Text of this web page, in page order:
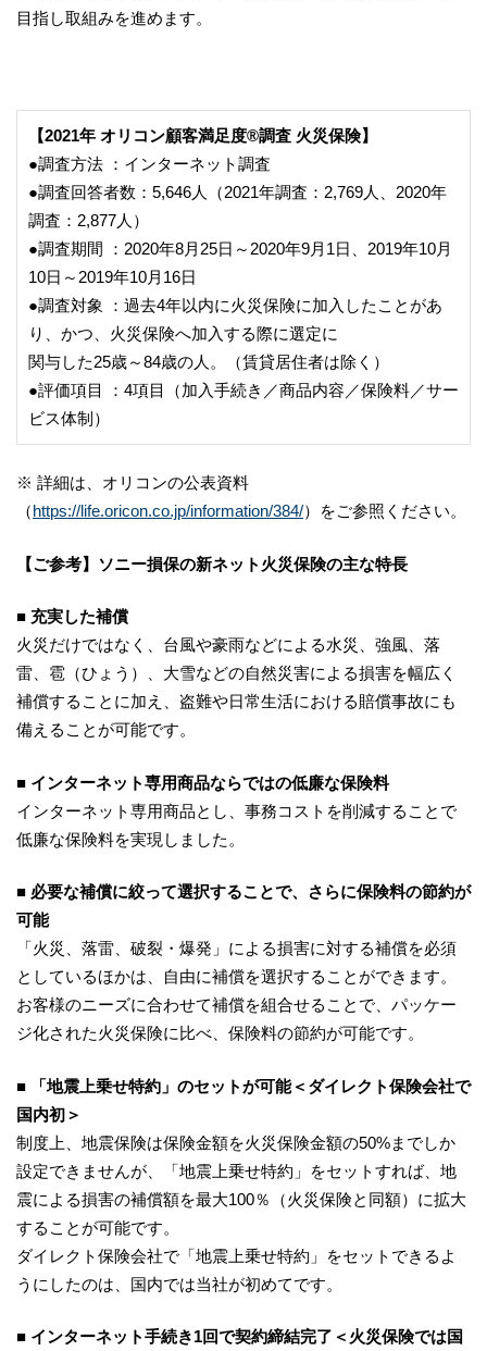
目指し取組みを進めます。
【2021年 オリコン顧客満足度®調査 火災保険】
●調査方法 ：インターネット調査
●調査回答者数：5,646人（2021年調査：2,769人、2020年
調査：2,877人）
●調査期間 ：2020年8月25日～2020年9月1日、2019年10月
10日～2019年10月16日
●調査対象 ：過去4年以内に火災保険に加入したことがあ
り、かつ、火災保険へ加入する際に選定に
関与した25歳～84歳の人。（賃貸居住者は除く）
●評価項目 ：4項目（加入手続き／商品内容／保険料／サー
ビス体制）
※ 詳細は、オリコンの公表資料
（https://life.oricon.co.jp/information/384/）をご参照ください。
【ご参考】ソニー損保の新ネット火災保険の主な特長
■ 充実した補償
火災だけではなく、台風や豪雨などによる水災、強風、落
雷、雹（ひょう）、大雪などの自然災害による損害を幅広く
補償することに加え、盗難や日常生活における賠償事故にも
備えることが可能です。
■ インターネット専用商品ならではの低廉な保険料
インターネット専用商品とし、事務コストを削減することで
低廉な保険料を実現しました。
■ 必要な補償に絞って選択することで、さらに保険料の節約が
可能
「火災、落雷、破裂・爆発」による損害に対する補償を必須
としているほかは、自由に補償を選択することができます。
お客様のニーズに合わせて補償を組合せることで、パッケー
ジ化された火災保険に比べ、保険料の節約が可能です。
■ 「地震上乗せ特約」のセットが可能＜ダイレクト保険会社で
国内初＞
制度上、地震保険は保険金額を火災保険金額の50%までしか
設定できませんが、「地震上乗せ特約」をセットすれば、地
震による損害の補償額を最大100％（火災保険と同額）に拡大
することが可能です。
ダイレクト保険会社で「地震上乗せ特約」をセットできるよ
うにしたのは、国内では当社が初めてです。
■ インターネット手続き1回で契約締結完了＜火災保険では国